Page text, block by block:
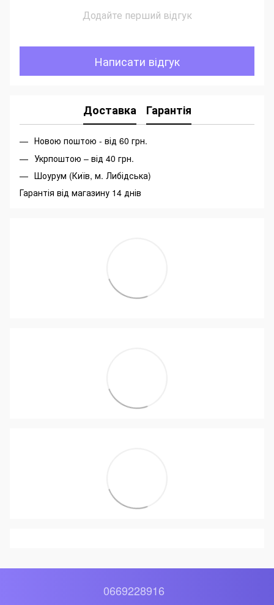
Додайте перший відгук
Написати відгук
Доставка Гарантія
Новою поштою - від 60 грн.
Укрпоштою – від 40 грн.
Шоурум (Київ, м. Либідська)
Гарантія від магазину 14 днів
0669228916